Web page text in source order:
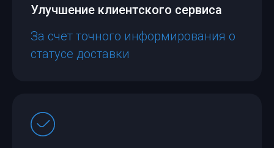
Улучшение клиентского сервиса
За счет точного информирования о
статусе доставки